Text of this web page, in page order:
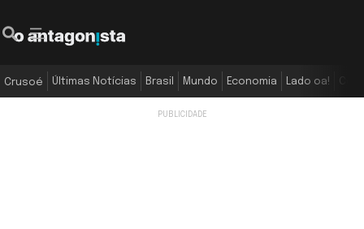
Crusoé Últimas Notícias Brasil Mundo Economia Lado oa!